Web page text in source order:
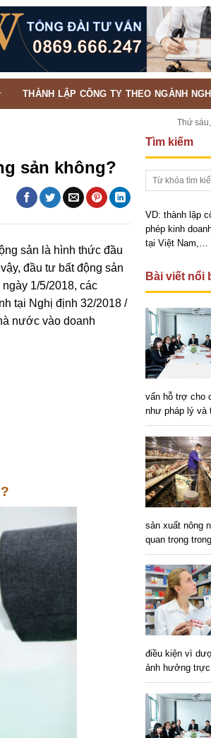
THÀNH LẬP CÔNG TY THEO NGÀNH
Thứ
sản không?
sản là hình thức đầu
đầu tư bất động sản
1/5/2018, các
tại Nghị định 32/2018 /
nước vào doanh
Tìm kiếm
VD: thành lập
phép kinh
tại Việt Nam,…
Bài viết nổi
vấn hỗ trợ cho
như pháp lý và
sản xuất nông
quan trọng
điều kiện vì
ảnh hưởng